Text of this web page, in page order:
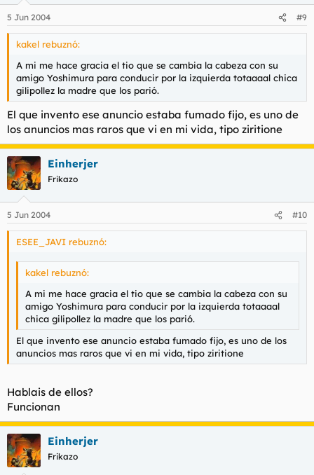
5 Jun 2004 #9
kakel rebuznó:
A mi me hace gracia el tio que se cambia la cabeza con su
amigo Yoshimura para conducir por la izquierda totaaaal chica
gilipollez la madre que los parió.
El que invento ese anuncio estaba fumado fijo, es uno de
los anuncios mas raros que vi en mi vida, tipo ziritione
Einherjer
Frikazo
5 Jun 2004 #10
ESEE_JAVI rebuznó:
kakel rebuznó:
A mi me hace gracia el tio que se cambia la cabeza con su
amigo Yoshimura para conducir por la izquierda totaaaal
chica gilipollez la madre que los parió.
El que invento ese anuncio estaba fumado fijo, es uno de los
anuncios mas raros que vi en mi vida, tipo ziritione
Hablais de ellos?
Funcionan
Einherjer
Frikazo